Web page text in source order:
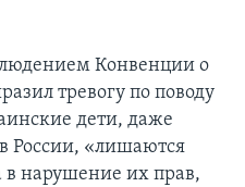
Конвенции о
тревогу по поводу
дети, даже
России, «лишаются
в нарушение их прав,